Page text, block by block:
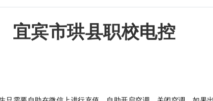
宜宾市珙县职校电控